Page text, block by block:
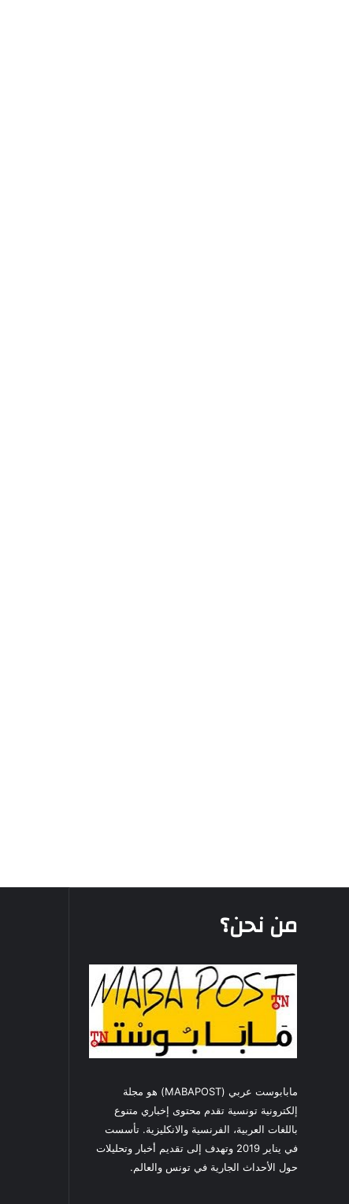
من نحن؟
مابابوست عربي (MABAPOST) هو مجلة
إلكترونية تونسية تقدم محتوى إخباري متنوع
باللغات العربية، الفرنسية والانكليزية. تأسست
في يناير 2019 وتهدف إلى تقديم أخبار وتحليلات
حول الأحداث الجارية في تونس والعالم.